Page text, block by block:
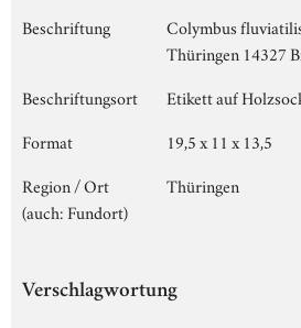
Beschriftung
Colymbus
Thüringen 14327
Beschriftungsort
Etikett auf
Format
19,5 x 11 x 13,5
Region / Ort
(auch: Fundort)
Thüringen
Verschlagwortung